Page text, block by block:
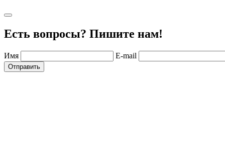
Есть вопросы? Пишите нам!
Имя E-mail